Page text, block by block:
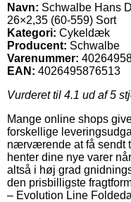
Navn: Schwalbe Hans
26×2,35 (60-559) Sort
Kategori: Cykeldæk
Producent: Schwalbe
Varenummer:
EAN: 4026495876513
Vurderet til 4.1 ud af 5
Mange online shops
forskellige
nærværende at få sendt
henter dine nye varer
altså i høj grad
den prisbilligste
– Evolution Line